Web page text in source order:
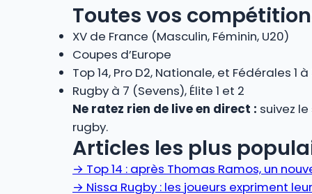
Toutes vos
XV de France (Masculin, Féminin, U20)
Coupes d’Europe
Top 14, Pro D2, Nationale, et Fédérales 1 à
Rugby à 7 (Sevens), Élite 1 et 2
Ne ratez rien de live en direct : suivez
rugby.
Articles les plus
→ Top 14 : après Thomas Ramos, un
→ Nissa Rugby : les joueurs expriment